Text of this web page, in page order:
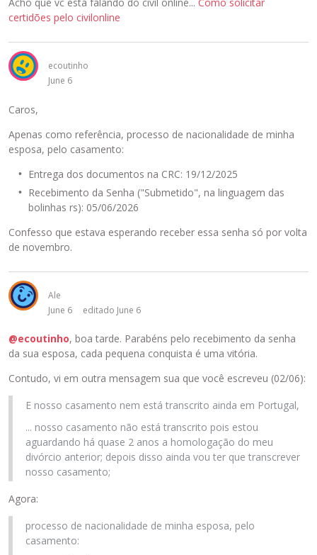
certidões pelo civilonline
ecoutinho
June 6
Caros,
Apenas como referência, processo de nacionalidade de minha
esposa, pelo casamento:
Entrega dos documentos na CRC: 19/12/2025
Recebimento da Senha ("Submetido", na linguagem das
bolinhas rs): 05/06/2026
Confesso que estava esperando receber essa senha só por volta
de novembro.
Ale
June 6
editado June 6
@ecoutinho, boa tarde. Parabéns pelo recebimento da senha
da sua esposa, cada pequena conquista é uma vitória.
Contudo, vi em outra mensagem sua que você escreveu (02/06):
E nosso casamento nem está transcrito ainda em Portugal,
... nosso casamento não está transcrito pois estou
aguardando há quase 2 anos a homologação do meu
divórcio anterior; depois disso ainda vou ter que transcrever
nosso casamento;
Agora:
processo de nacionalidade de minha esposa, pelo
casamento: